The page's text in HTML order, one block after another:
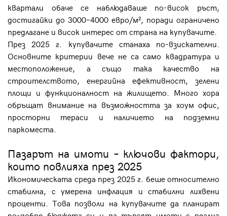
квартали обаче се наблюдаваше по-висок ръст,
достигайки до 3000–4000 евро/м², поради ограничено
предлагане и висок интерес от страна на купувачите.
През 2025 г. купувачите станаха по-взискателни.
Основните критерии вече не са само квадратура и
местоположение, а също така качество на
строителството, енергийна ефективност, зелени
площи и функционалност на жилището. Много хора
обръщат внимание на възможността за хоум офис,
просторни тераси и наличието на подземни
паркоместа.
Пазарът на имоти – ключови фактори,
които повлияха през 2025
Икономическата среда през 2025 г. беше относително
стабилна, с умерена инфлация и стабилни лихвени
проценти. Това позволи на купувачите да планират